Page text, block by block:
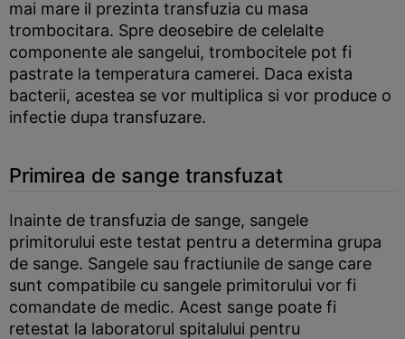
mai mare il prezinta transfuzia cu masa
trombocitara. Spre deosebire de celelalte
componente ale sangelui, trombocitele pot fi
pastrate la temperatura camerei. Daca exista
bacterii, acestea se vor multiplica si vor produce o
infectie dupa transfuzare.
Primirea de sange transfuzat
Inainte de transfuzia de sange, sangele
primitorului este testat pentru a determina grupa
de sange. Sangele sau fractiunile de sange care
sunt compatibile cu sangele primitorului vor fi
comandate de medic. Acest sange poate fi
retestat la laboratorul spitalului pentru